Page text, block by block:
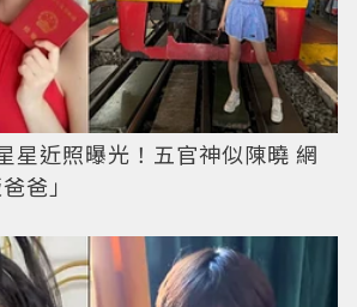
星近照曝光！五官神似陳曉 網
爸」